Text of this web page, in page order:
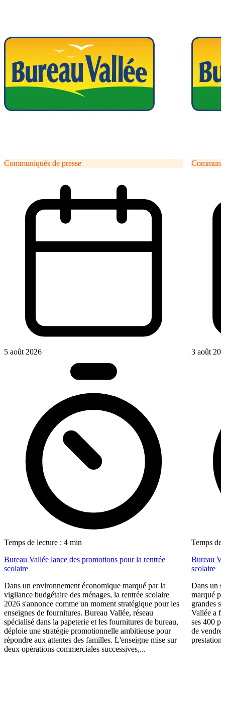
Communiqués de presse
5 août 2026
Temps de lecture : 4 min
Bureau Vallée lance des promotions pour la rentrée
scolaire
Dans un environnement économique marqué par la
vigilance budgétaire des ménages, la rentrée scolaire
2026 s'annonce comme un moment stratégique pour les
enseignes de fournitures. Bureau Vallée, réseau
spécialisé dans la papeterie et les fournitures de bureau,
déploie une stratégie promotionnelle ambitieuse pour
répondre aux attentes des familles. L'enseigne mise sur
deux opérations commerciales successives,...
3 août
Temps de
Bureau
scolaire
Dans un
marqué
grandes
Vallée a
ses 400
de vendre